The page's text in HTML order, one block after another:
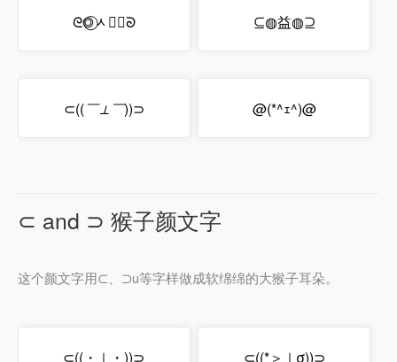
ᘓ◎⃝ᆺ◎⃝ᘐ ⊆◍益◍⊇
⊂((￣⊥￣))⊃ @(*^ｪ^)@
⊂ and ⊃ 猴子颜文字
这个颜文字用⊂、⊃u等字样做成软绵绵的大猴子耳朵。
⊂((・⊥・))⊃ ⊂((*＞⊥σ))⊃